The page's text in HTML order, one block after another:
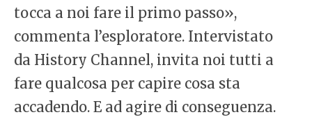
tocca a noi fare il primo passo»,
commenta l’esploratore. Intervistato
da History Channel, invita noi tutti a
fare qualcosa per capire cosa sta
accadendo. E ad agire di conseguenza.